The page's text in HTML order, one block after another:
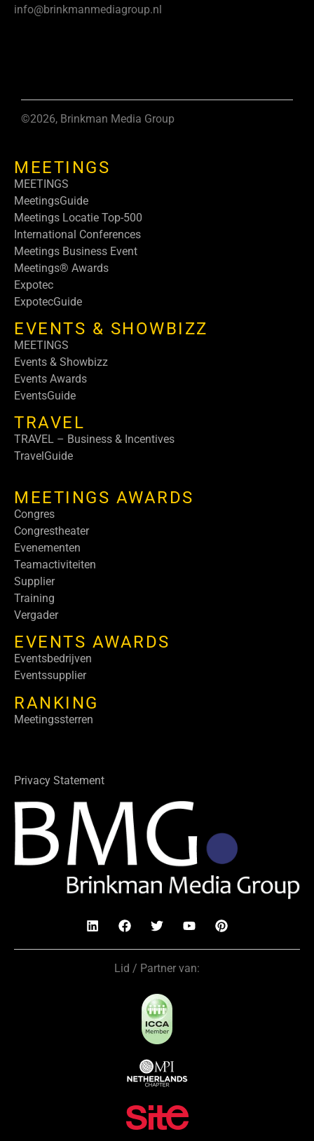
info@brinkmanmediagroup.nl
©2026, Brinkman Media Group
MEETINGS
MEETINGS
MeetingsGuide
Meetings Locatie Top-500
International Conferences
Meetings Business Event
Meetings® Awards
Expotec
ExpotecGuide
EVENTS & SHOWBIZZ
MEETINGS
Events & Showbizz
Events Awards
EventsGuide
TRAVEL
TRAVEL – Business & Incentives
TravelGuide
MEETINGS AWARDS
Congres
Congrestheater
Evenementen
Teamactiviteiten
Supplier
Training
Vergader
EVENTS AWARDS
Eventsbedrijven
Eventssupplier
RANKING
Meetingssterren
Privacy Statement
Lid / Partner van: